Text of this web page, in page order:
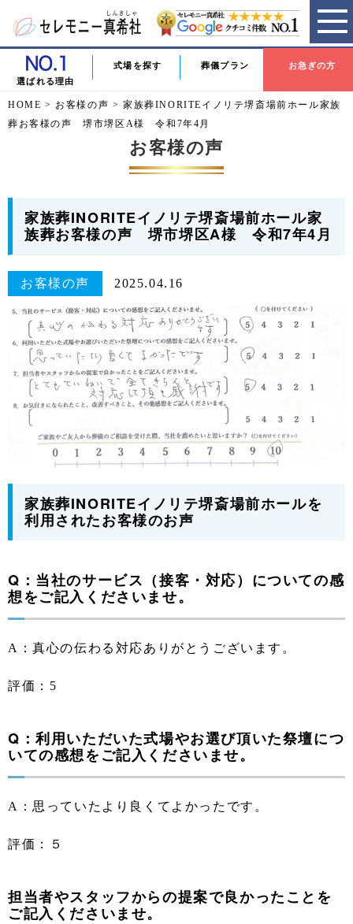
選ばれる理由
式場を探す 葬儀プラン お急ぎの方
HOME > お客様の声 >家族葬INORITEイノリテ堺斎場前ホール家族
葬お客様の声 堺市堺区A様 令和7年4月
お客様の声
家族葬INORITEイノリテ堺斎場前ホール家
族葬お客様の声 堺市堺区A様 令和7年4月
お客様の声 2025.04.16
家族葬INORITEイノリテ堺斎場前ホールを
利用されたお客様のお声
Q：当社のサービス（接客・対応）についての感
想をご記入くださいませ。
A：真心の伝わる対応ありがとうございます。
評価：5
Q：利用いただいた式場やお選び頂いた祭壇につ
いての感想をご記入くださいませ。
A：思っていたより良くてよかったです。
評価：５
担当者やスタッフからの提案で良かったことを
ご記入くださいませ。